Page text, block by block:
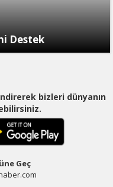
Destek
bizleri dünyanın
Geç